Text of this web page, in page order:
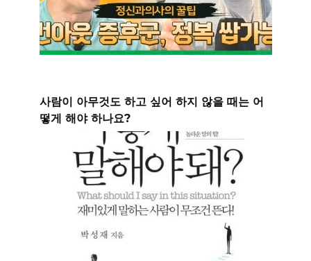
사람이 아무것도 하고 싶어 하지 않을 때는 어
떻게 해야 하나요?